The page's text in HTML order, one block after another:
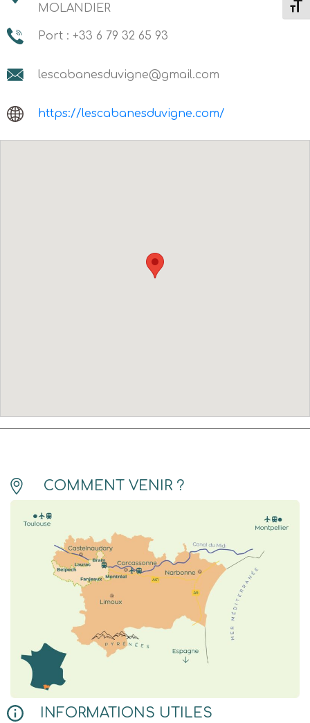
MOLANDIER
Port : +33 6 79 32 65 93
lescabanesduvigne@gmail.com
https://lescabanesduvigne.com/
COMMENT VENIR ?
INFORMATIONS UTILES